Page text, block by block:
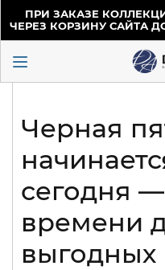
ПРИ ЗАКАЗЕ
ЧЕРЕЗ КОРЗИНУ САЙТА
Черная
сегодня
времени
выгодных